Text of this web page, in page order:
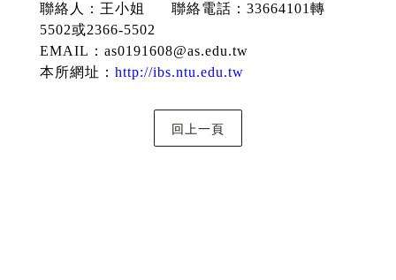
聯絡人：王小姐 聯絡電話： 33664101 轉
5502或2366-5502
EMAIL ： as0191608@as.edu.tw
本所網址： http://ibs.ntu.edu.tw